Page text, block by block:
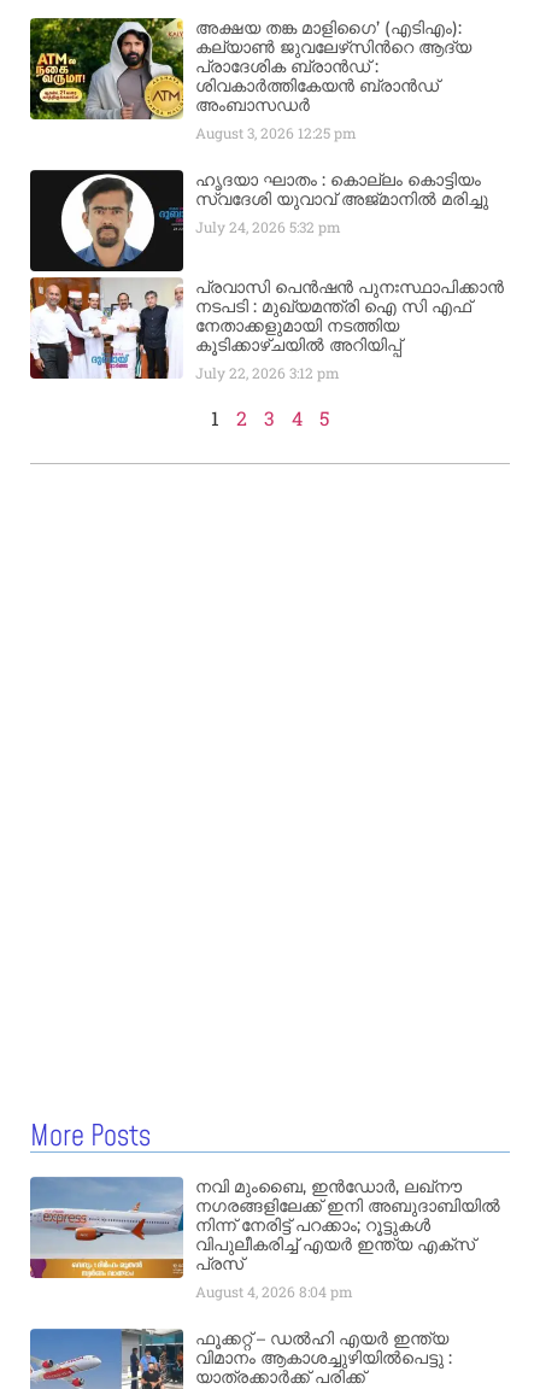
അക്ഷയ തങ്ക മാളിഗൈ’ (എടിഎം):
കല്യാണ്‍ ജുവലേഴ്‌സിന്‍റെ ആദ്യ
പ്രാദേശിക ബ്രാന്‍ഡ് :
ശിവകാര്‍ത്തികേയന്‍ ബ്രാന്‍ഡ്
അംബാസഡര്‍
August 3, 2026 12:25 pm
ഹൃദയാ ഘാതം : കൊല്ലം കൊട്ടിയം
സ്വദേശി യുവാവ് അജ്മാനിൽ മരിച്ചു
July 24, 20265:32 pm
പ്രവാസി പെൻഷൻ പുനഃസ്ഥാപിക്കാൻ
നടപടി : മുഖ്യമന്ത്രി ഐ സി എഫ്
നേതാക്കളുമായി നടത്തിയ
കൂടിക്കാഴ്ചയിൽ അറിയിപ്പ്
July 22, 20263:12 pm
1 2 3 4 5
More Posts
നവി മുംബൈ, ഇൻഡോർ, ലഖ്നൗ
നഗരങ്ങളിലേക്ക് ഇനി അബുദാബിയിൽ
നിന്ന് നേരിട്ട് പറക്കാം; റൂട്ടുകൾ
വിപുലീകരിച്ച് എയർ ഇന്ത്യ എക്സ്
പ്രസ്
August 4, 20268:04 pm
ഫൂക്കറ്റ് – ഡൽഹി എയര്‍ ഇന്ത്യ
വിമാനം ആകാശച്ചുഴിയില്‍പെട്ടു :
യാത്രക്കാര്‍ക്ക് പരിക്ക്